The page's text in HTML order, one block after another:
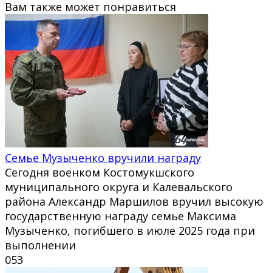
Вам также может понравиться
Семье Музыченко вручили награду
Сегодня военком Костомукшского
муниципального округа и Калевальского
района Александр Маршилов вручил высокую
государственную награду семье Максима
Музыченко, погибшего в июле 2025 года при
выполнении
053